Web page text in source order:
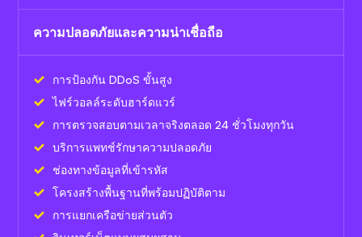
ความปลอดภัยและความน่าเชื่อถือ
การป้องกัน DDoS ขั้นสูง
ไฟร์วอลล์ระดับฮาร์ดแวร์
การตรวจสอบตามเวลาจริงตลอด 24 ชั่วโมงทุกวัน
บริการแพทช์รักษาความปลอดภัย
ช่องทางข้อมูลที่เข้ารหัส
โครงสร้างพื้นฐานที่พร้อมปฏิบัติตาม
การแยกเครือข่ายส่วนตัว